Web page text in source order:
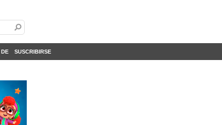
SUSCRIBIRSE